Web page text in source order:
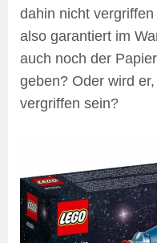
dahin nicht
also garantiert im
auch noch der
geben? Oder wird
vergriffen sein?